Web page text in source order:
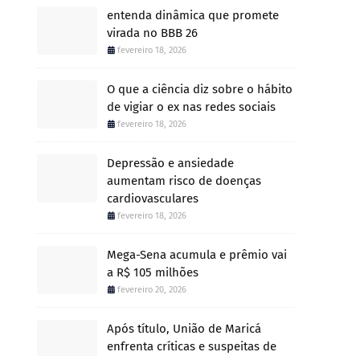
entenda dinâmica que promete
virada no BBB 26
fevereiro 18, 2026
O que a ciência diz sobre o hábito
de vigiar o ex nas redes sociais
fevereiro 18, 2026
Depressão e ansiedade
aumentam risco de doenças
cardiovasculares
fevereiro 18, 2026
Mega-Sena acumula e prêmio vai
a R$ 105 milhões
fevereiro 20, 2026
Após título, União de Maricá
enfrenta críticas e suspeitas de